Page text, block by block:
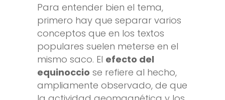
Para entender bien el tema,
primero hay que separar varios
conceptos que en los textos
populares suelen meterse en el
mismo saco. El efecto del
equinoccio se refiere al hecho,
ampliamente observado, de que